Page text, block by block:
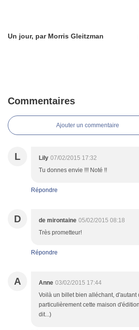
Un jour, par Morris Gleitzman
Commentaires
Ajouter un commentaire
L Lily 07/02/2015 17:32
Tu donnes envie !!! Noté !!
Répondre
D de mirontaine 05/02/2015 08:18
Très prometteur!
Répondre
A Anne 03/02/2015 17:44
Voilà un billet bien alléchant, d'autant
particulièrement cette maison
dit...)